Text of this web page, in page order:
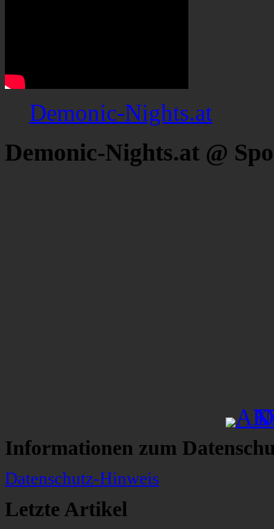
Demonic-Nights.at
Demonic-Nights.at @
Informationen zum
Datenschutz-Hinweis
Letzte Artikel